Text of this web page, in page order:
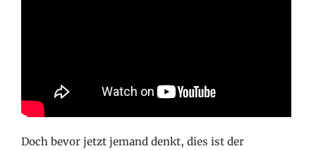
Doch bevor jetzt jemand denkt, dies ist der